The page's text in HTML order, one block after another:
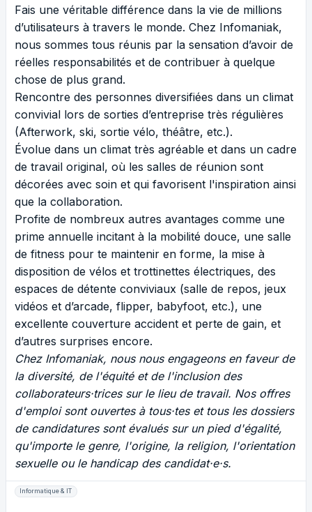
Fais une véritable différence dans la vie de millions
d’utilisateurs à travers le monde. Chez Infomaniak,
nous sommes tous réunis par la sensation d’avoir de
réelles responsabilités et de contribuer à quelque
chose de plus grand.
Rencontre des personnes diversifiées dans un climat
convivial lors de sorties d’entreprise très régulières
(Afterwork, ski, sortie vélo, théâtre, etc.).
Évolue dans un climat très agréable et dans un cadre
de travail original, où les salles de réunion sont
décorées avec soin et qui favorisent l'inspiration ainsi
que la collaboration.
Profite de nombreux autres avantages comme une
prime annuelle incitant à la mobilité douce, une salle
de fitness pour te maintenir en forme, la mise à
disposition de vélos et trottinettes électriques, des
espaces de détente conviviaux (salle de repos, jeux
vidéos et d’arcade, flipper, babyfoot, etc.), une
excellente couverture accident et perte de gain, et
d’autres surprises encore.
Chez Infomaniak, nous nous engageons en faveur de
la diversité, de l'équité et de l'inclusion des
collaborateurs·trices sur le lieu de travail. Nos offres
d'emploi sont ouvertes à tous·tes et tous les dossiers
de candidatures sont évalués sur un pied d'égalité,
qu'importe le genre, l'origine, la religion, l'orientation
sexuelle ou le handicap des candidat·e·s.
Informatique & IT